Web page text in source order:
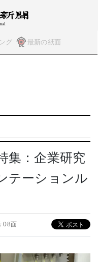
グ 最新の紙面
集：企業研究
テーションル
08面